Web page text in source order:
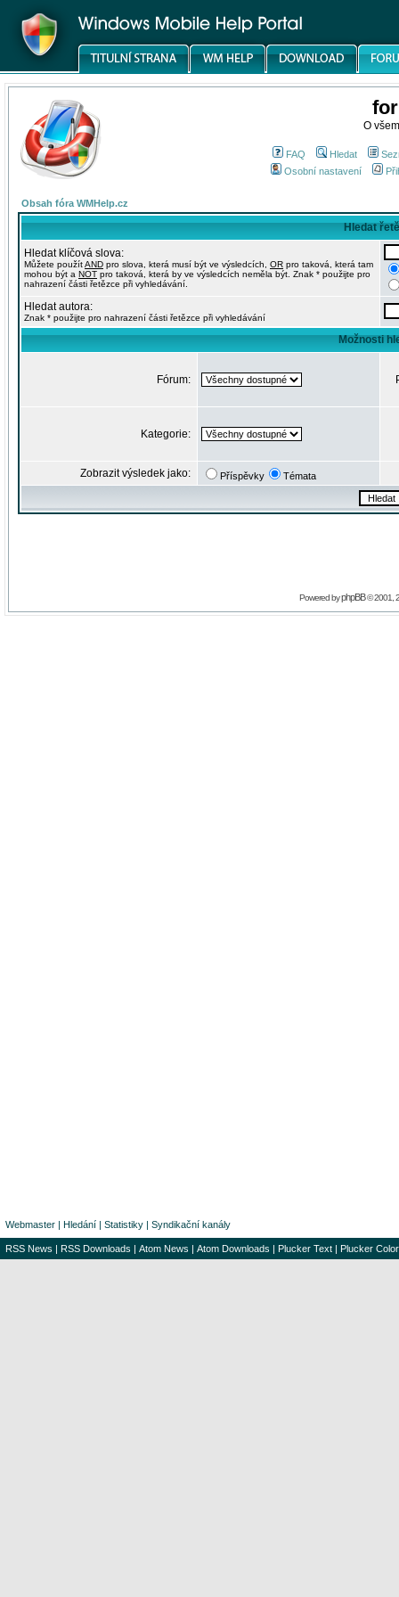
O
FAQ Hledat
Osobní nastavení
Obsah fóra WMHelp.cz
Hledat
Hledat klíčová slova:
Můžete použítAND pro slova, která musí být ve výsledcích, OR pro taková, která tam
mohou být a NOT pro taková, která by ve výsledcích neměla být. Znak * použijte pro
nahrazení části řetězce při vyhledávání.
Hledat autora:
Znak * použijte pro nahrazení části řetězce při vyhledávání
Možnosti
Fórum:
Kategorie:
Zobrazit výsledek jako: Příspěvky Témata
Powered byphpBB© 2001,
Webmaster | Hledání | Statistiky | Syndikační kanály
RSS News | RSS Downloads | Atom News | Atom Downloads | Plucker Text | Plucker Color